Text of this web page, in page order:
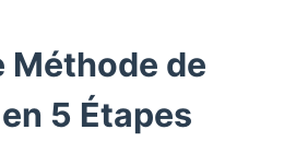
Méthode de
5 Étapes